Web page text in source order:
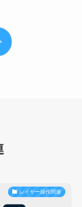
レイヤー操作関連